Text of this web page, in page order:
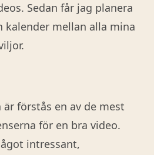
Sedan får jag planera
kalender mellan alla mina
förstås en av de mest
för en bra video.
intressant,